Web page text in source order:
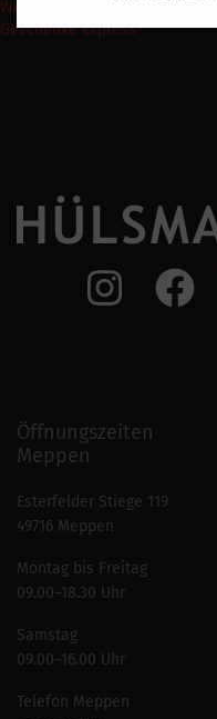
Weinpakete
Geschenke Express
Öffnungszeiten
Meppen
Esterfelder Stiege 119
49716 Meppen
Montag bis Freitag
09.00–18.30 Uhr
Samstag
09.00–16.00 Uhr
Telefon Meppen